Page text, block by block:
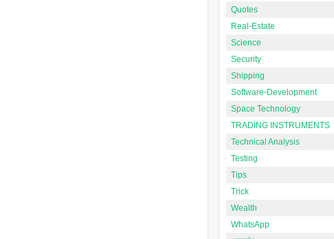
Quotes
Real-Estate
Science
Security
Shipping
Software-Development
Space Technology
TRADING INSTRUMENTS
Technical Analysis
Testing
Tips
Trick
Wealth
WhatsApp